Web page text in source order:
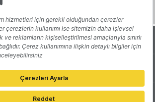
Yazarlar
Reklam